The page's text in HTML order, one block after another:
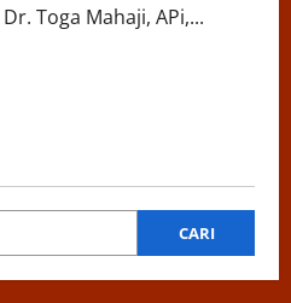
Toga Mahaji, APi,...
CARI